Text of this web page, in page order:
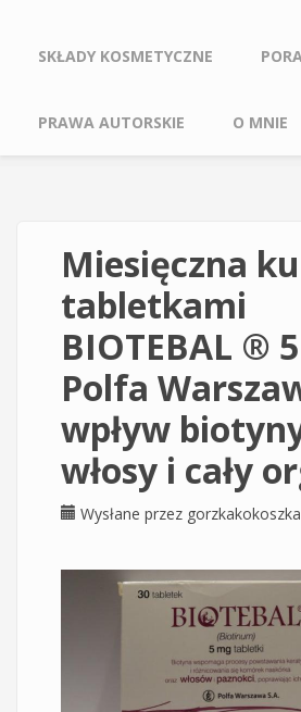
SKŁADY KOSMETYCZNE
PRAWA AUTORSKIE O MNIE
Miesięczna
tabletkami
BIOTEBAL ®
Polfa
wpływ
włosy i cały
Wysłane przez gorzkakokoszka